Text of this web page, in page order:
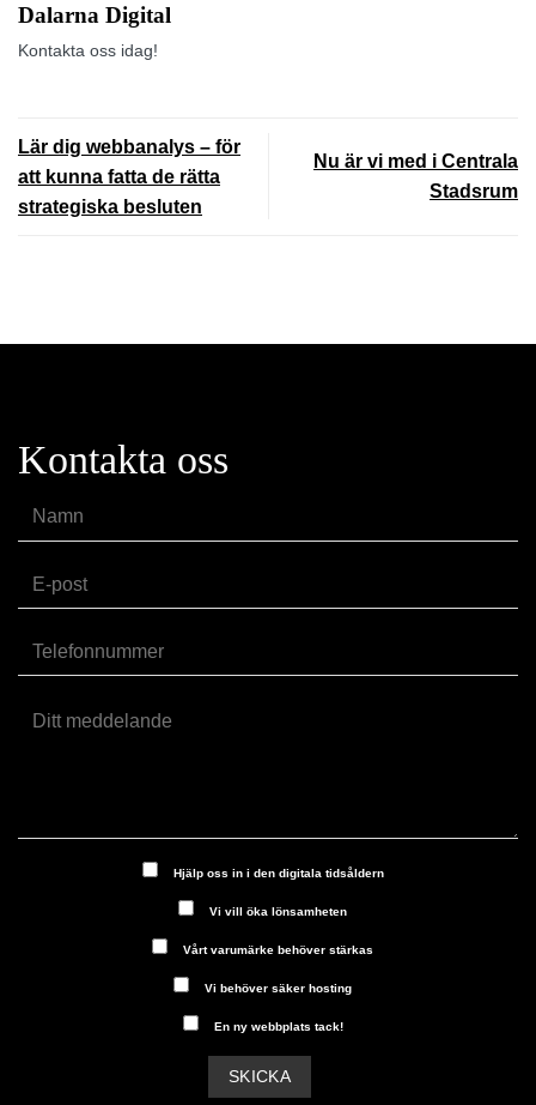
Dalarna Digital
Kontakta oss idag!
Lär dig webbanalys – för
att kunna fatta de rätta
strategiska besluten
Nu är vi med i Centrala
Stadsrum
Kontakta oss
Hjälp oss in i den digitala tidsåldern
Vi vill öka lönsamheten
Vårt varumärke behöver stärkas
Vi behöver säker hosting
En ny webbplats tack!